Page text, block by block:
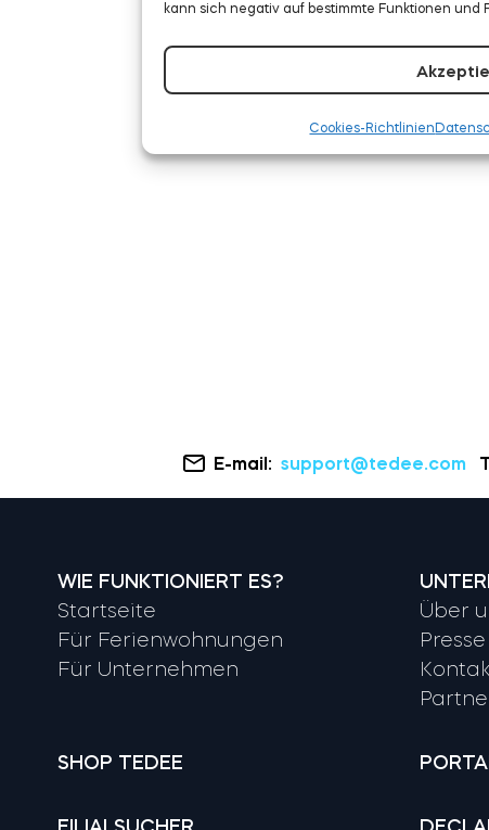
kann sich negativ auf bestimmte Funktionen und
Cookies-Richtlinien
E-mail: support@tedee.com
WIE FUNKTIONIERT ES?
Startseite
Für Ferienwohnungen
Für Unternehmen
Über
Presse
SHOP TEDEE